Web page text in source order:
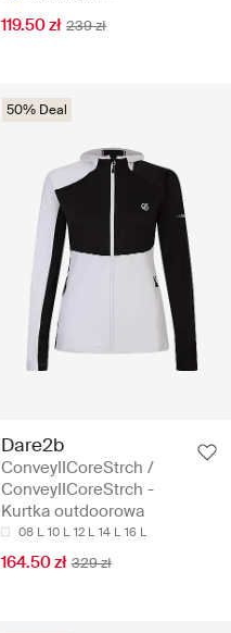
119.50 zł 239 zł
50% Deal
Dare2b
ConveyIICoreStrch /
ConveyIICoreStrch -
Kurtka outdoorowa
08 L 10 L 12 L 14 L 16 L
164.50 zł 329 zł